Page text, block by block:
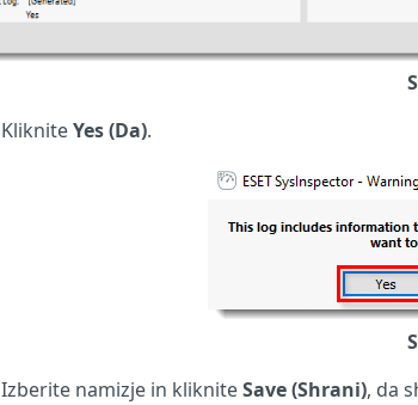
KlikniteYes (Da).
Izberite namizje in klikniteSave (Shrani), da